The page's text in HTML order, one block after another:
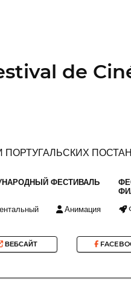
de
ФЕСТИВАЛЬ
Анимация
ВЕБСАЙТ